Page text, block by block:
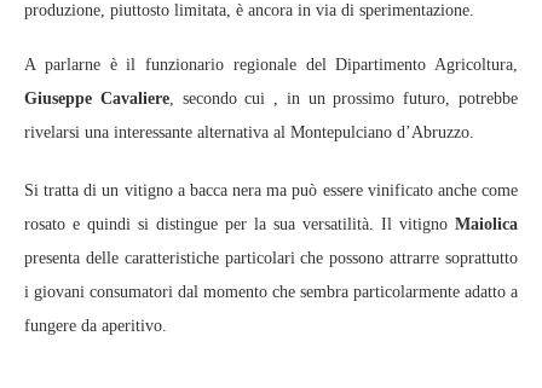
produzione, piuttosto limitata, è ancora in via di sperimentazione.
A parlarne è il funzionario regionale del Dipartimento Agricoltura,
Giuseppe Cavaliere, secondo cui , in un prossimo futuro, potrebbe
rivelarsi una interessante alternativa al Montepulciano d’Abruzzo.
Si tratta di un vitigno a bacca nera ma può essere vinificato anche come
rosato e quindi si distingue per la sua versatilità. Il vitigno Maiolica
presenta delle caratteristiche particolari che possono attrarre soprattutto
i giovani consumatori dal momento che sembra particolarmente adatto a
fungere da aperitivo.